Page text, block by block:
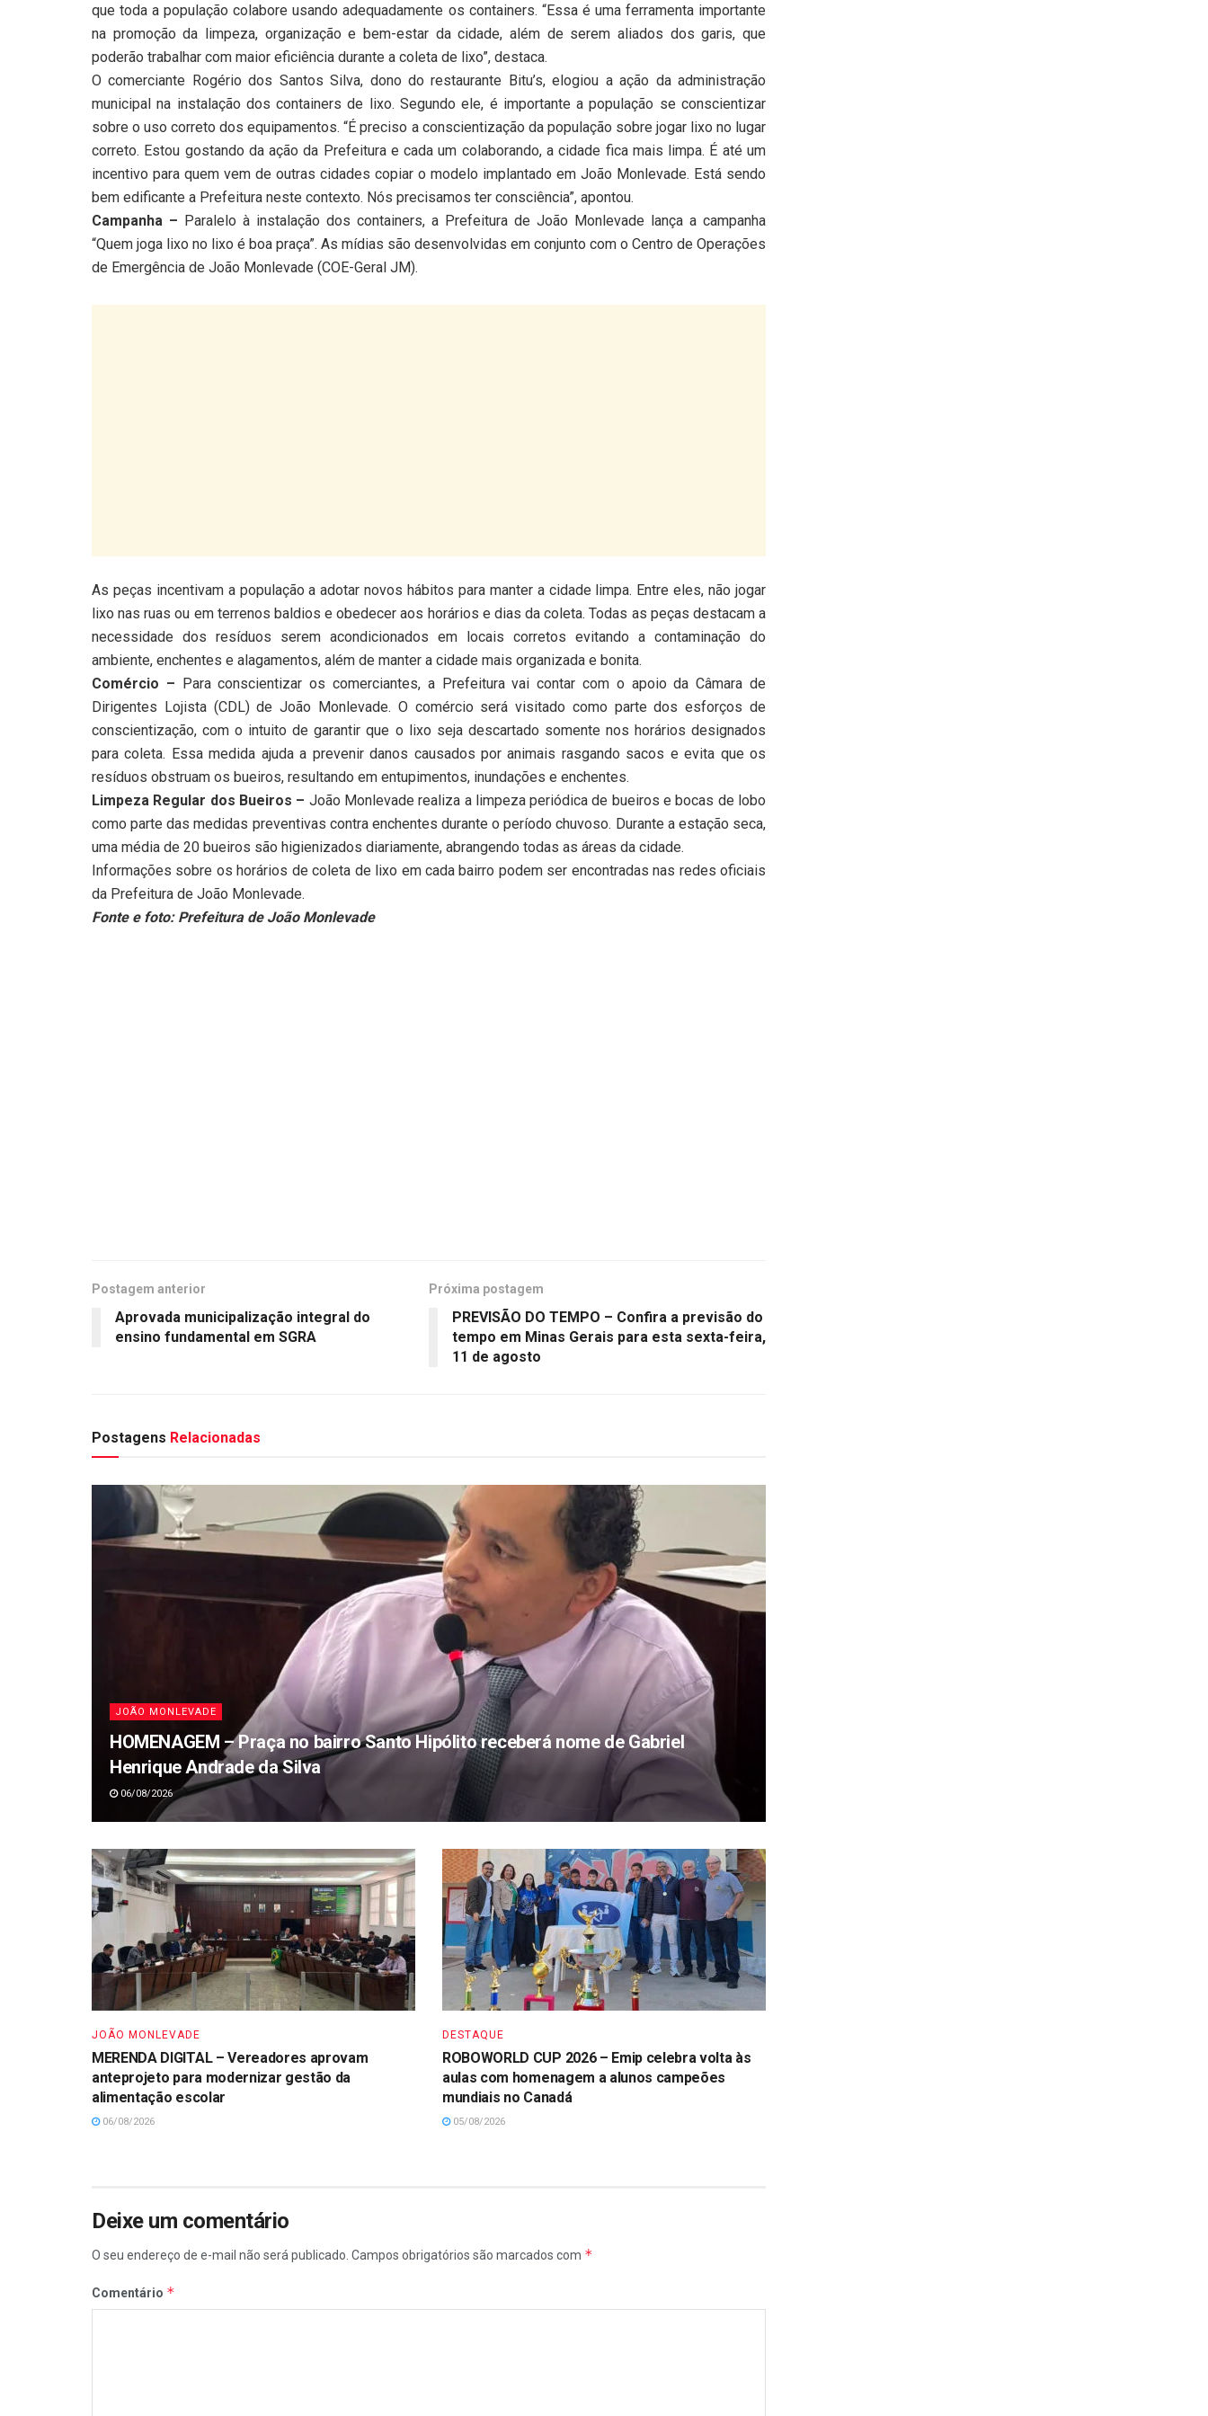
que toda a população colabore usando adequadamente os containers. “Essa é uma ferramenta importante
na promoção da limpeza, organização e bem-estar da cidade, além de serem aliados dos garis, que
poderão trabalhar com maior eficiência durante a coleta de lixo”, destaca.
O comerciante Rogério dos Santos Silva, dono do restaurante Bitu’s, elogiou a ação da administração
municipal na instalação dos containers de lixo. Segundo ele, é importante a população se conscientizar
sobre o uso correto dos equipamentos. “É preciso a conscientização da população sobre jogar lixo no lugar
correto. Estou gostando da ação da Prefeitura e cada um colaborando, a cidade fica mais limpa. É até um
incentivo para quem vem de outras cidades copiar o modelo implantado em João Monlevade. Está sendo
bem edificante a Prefeitura neste contexto. Nós precisamos ter consciência”, apontou.
Campanha – Paralelo à instalação dos containers, a Prefeitura de João Monlevade lança a campanha
“Quem joga lixo no lixo é boa praça”. As mídias são desenvolvidas em conjunto com o Centro de Operações
de Emergência de João Monlevade (COE-Geral JM).
As peças incentivam a população a adotar novos hábitos para manter a cidade limpa. Entre eles, não jogar
lixo nas ruas ou em terrenos baldios e obedecer aos horários e dias da coleta. Todas as peças destacam a
necessidade dos resíduos serem acondicionados em locais corretos evitando a contaminação do
ambiente, enchentes e alagamentos, além de manter a cidade mais organizada e bonita.
Comércio – Para conscientizar os comerciantes, a Prefeitura vai contar com o apoio da Câmara de
Dirigentes Lojista (CDL) de João Monlevade. O comércio será visitado como parte dos esforços de
conscientização, com o intuito de garantir que o lixo seja descartado somente nos horários designados
para coleta. Essa medida ajuda a prevenir danos causados por animais rasgando sacos e evita que os
resíduos obstruam os bueiros, resultando em entupimentos, inundações e enchentes.
Limpeza Regular dos Bueiros – João Monlevade realiza a limpeza periódica de bueiros e bocas de lobo
como parte das medidas preventivas contra enchentes durante o período chuvoso. Durante a estação seca,
uma média de 20 bueiros são higienizados diariamente, abrangendo todas as áreas da cidade.
Informações sobre os horários de coleta de lixo em cada bairro podem ser encontradas nas redes oficiais
da Prefeitura de João Monlevade.
Fonte e foto: Prefeitura de João Monlevade
Postagem anterior
Aprovada municipalização integral do
ensino fundamental em SGRA
Próxima postagem
PREVISÃO DO TEMPO – Confira a previsão do
tempo em Minas Gerais para esta sexta-feira,
11 de agosto
Postagens Relacionadas
JOÃO MONLEVADE
HOMENAGEM – Praça no bairro Santo Hipólito receberá nome de Gabriel
Henrique Andrade da Silva
06/08/2026
JOÃO MONLEVADE
MERENDA DIGITAL – Vereadores aprovam
anteprojeto para modernizar gestão da
alimentação escolar
06/08/2026
DESTAQUE
ROBOWORLD CUP 2026 – Emip celebra volta às
aulas com homenagem a alunos campeões
mundiais no Canadá
05/08/2026
Deixe um comentário
O seu endereço de e-mail não será publicado. Campos obrigatórios são marcados com *
Comentário *